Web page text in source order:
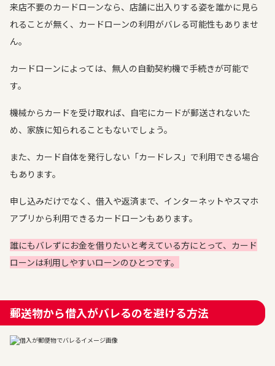
来店不要のカードローンなら、店舗に出入りする姿を誰かに見ら
れることが無く、カードローンの利用がバレる可能性もありませ
ん。
カードローンによっては、無人の自動契約機で手続きが可能で
す。
機械からカードを受け取れば、自宅にカードが郵送されないた
め、家族に知られることもないでしょう。
また、カード自体を発行しない「カードレス」で利用できる場合
もあります。
申し込みだけでなく、借入や返済まで、インターネットやスマホ
アプリから利用できるカードローンもあります。
誰にもバレずにお金を借りたいと考えている方にとって、カード
ローンは利用しやすいローンのひとつです。
郵送物から借入がバレるのを避ける方法